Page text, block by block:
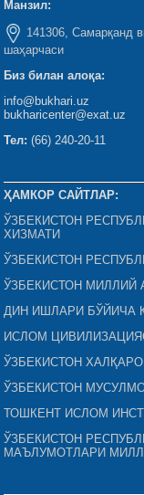
Манзил:
141306,
шаҳарчаси
Биз билан алоқа:
info@bukhari.uz
bukharicenter@exat.uz
Тел: (66) 240-20-11
ҲАМКОР САЙТЛАР:
ЎЗБЕКИСТОН
ХИЗМАТИ
ЎЗБЕКИСТОН
ЎЗБЕКИСТОН МИЛЛИЙ
ДИН ИШЛАРИ БЎЙИЧА
ИСЛОМ
ЎЗБЕКИСТОН
ЎЗБЕКИСТОН
ТОШКЕНТ ИСЛОМ
ЎЗБЕКИСТОН
МАЪЛУМОТЛАРИ